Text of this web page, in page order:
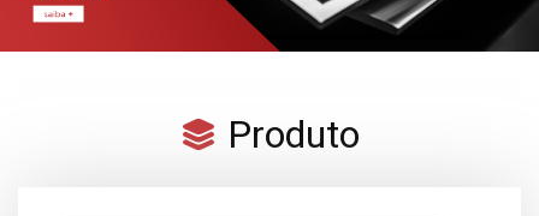
Produto